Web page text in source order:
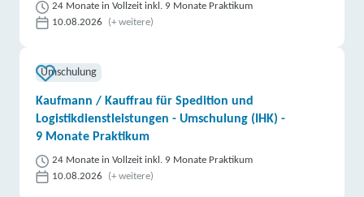
24 Monate in Vollzeit inkl. 9 Monate Praktikum
10.08.2026
(+ weitere)
Umschulung
Kaufmann / Kauffrau für Spedition und
Logistikdienstleistungen - Umschulung (IHK) -
9 Monate Praktikum
24 Monate in Vollzeit inkl. 9 Monate Praktikum
10.08.2026
(+ weitere)